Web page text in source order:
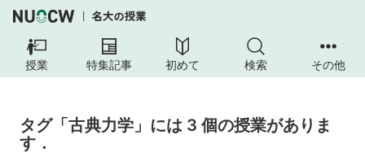
授業 特集記事 初めて 検索 その他
タグ「古典力学」には 3 個の授業がありま
す．